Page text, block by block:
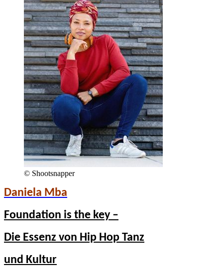
© Shootsnapper
Daniela Mba
Foundation is the key –
Die Essenz von Hip Hop Tanz
und Kultur